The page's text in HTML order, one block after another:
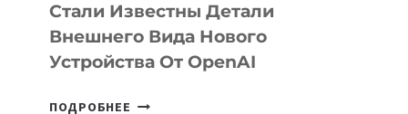
Стали Известны Детали
Внешнего Вида Нового
Устройства От OpenAI
ПОДРОБНЕЕ СТАЛИ